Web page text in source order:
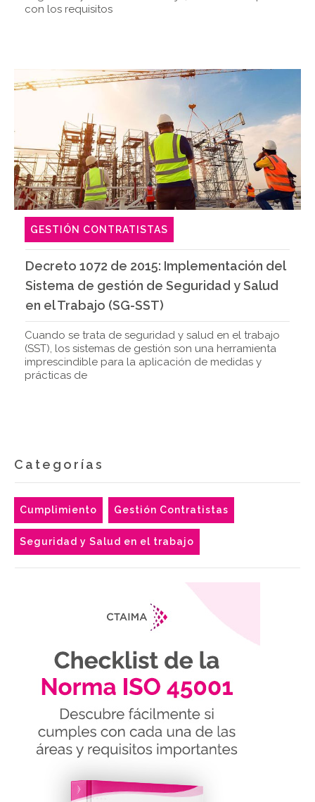
con los requisitos
GESTIÓN CONTRATISTAS
Decreto 1072 de 2015: Implementación del
Sistema de gestión de Seguridad y Salud
en el Trabajo (SG-SST)
Cuando se trata de seguridad y salud en el trabajo
(SST), los sistemas de gestión son una herramienta
imprescindible para la aplicación de medidas y
prácticas de
Categorías
Cumplimiento Gestión Contratistas
Seguridad y Salud en el trabajo